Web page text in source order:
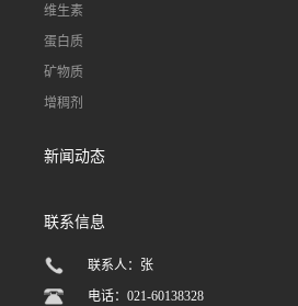
维生素
蛋白质
矿物质
增稠剂
新闻动态
联系信息
联系人：张
电话：021-60138328